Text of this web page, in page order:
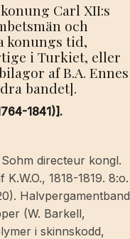
Carl XII:s
och
konungs tid,
i Turkiet, eller
af B.A. Ennes
bandet].
1841)].
directeur kongl.
1818-1819. 8:o.
Halvpergamentband
(W. Barkell,
i skinnskodd,